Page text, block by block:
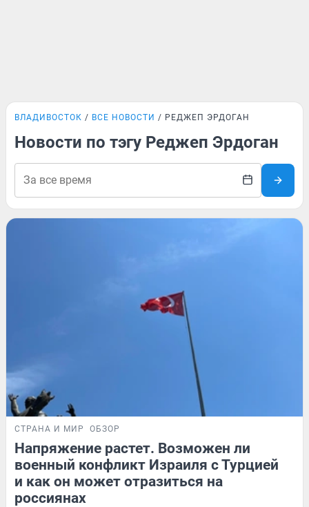
ВЛАДИВОСТОК ВСЕ НОВОСТИ РЕДЖЕП ЭРДОГАН
Новости по тэгу Реджеп Эрдоган
СТРАНА И МИР ОБЗОР
Напряжение растет. Возможен ли
военный конфликт Израиля с Турцией
и как он может отразиться на
россиянах